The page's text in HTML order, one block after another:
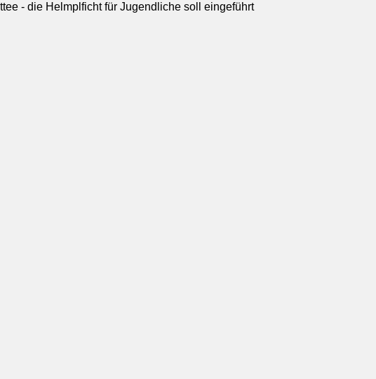
- die Helmplficht für Jugendliche soll eingeführt